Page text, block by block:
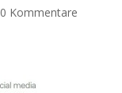
0 Kommentare